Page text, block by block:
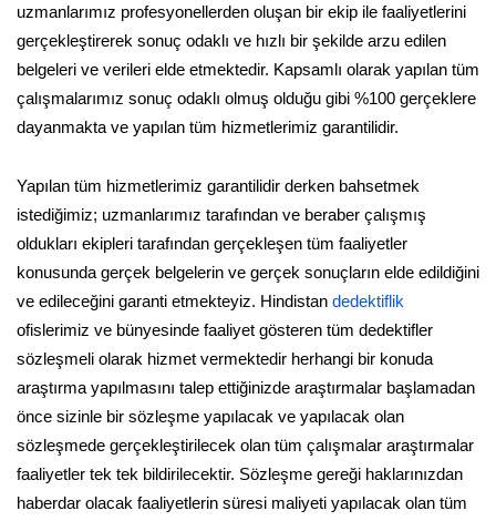
uzmanlarımız profesyonellerden oluşan bir ekip ile faaliyetlerini
gerçekleştirerek sonuç odaklı ve hızlı bir şekilde arzu edilen
belgeleri ve verileri elde etmektedir. Kapsamlı olarak yapılan tüm
çalışmalarımız sonuç odaklı olmuş olduğu gibi %100 gerçeklere
dayanmakta ve yapılan tüm hizmetlerimiz garantilidir.
Yapılan tüm hizmetlerimiz garantilidir derken bahsetmek
istediğimiz; uzmanlarımız tarafından ve beraber çalışmış
oldukları ekipleri tarafından gerçekleşen tüm faaliyetler
konusunda gerçek belgelerin ve gerçek sonuçların elde edildiğini
ve edileceğini garanti etmekteyiz. Hindistan dedektiflik
ofislerimiz ve bünyesinde faaliyet gösteren tüm dedektifler
sözleşmeli olarak hizmet vermektedir herhangi bir konuda
araştırma yapılmasını talep ettiğinizde araştırmalar başlamadan
önce sizinle bir sözleşme yapılacak ve yapılacak olan
sözleşmede gerçekleştirilecek olan tüm çalışmalar araştırmalar
faaliyetler tek tek bildirilecektir. Sözleşme gereği haklarınızdan
haberdar olacak faaliyetlerin süresi maliyeti yapılacak olan tüm